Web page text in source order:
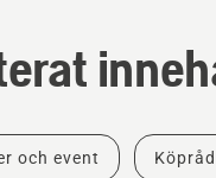
och event Köpråd